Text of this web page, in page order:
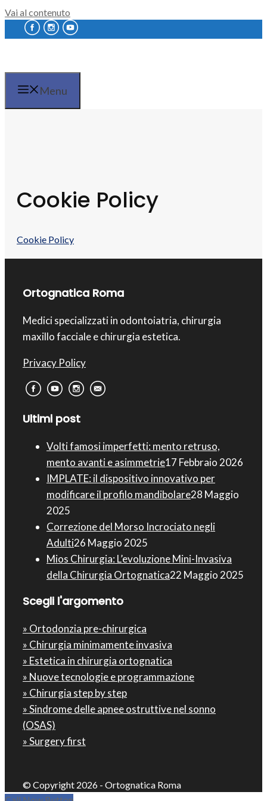
Vai al contenuto
Menu
Cookie Policy
Cookie Policy
Ortognatica Roma
Medici specializzati in odontoiatria, chirurgia
maxillo facciale e chirurgia estetica.
Privacy Policy
Ultimi post
Volti famosi imperfetti: mento retruso,
mento avanti e asimmetrie17 Febbraio 2026
IMPLATE: il dispositivo innovativo per
modificare il profilo mandibolare28 Maggio
2025
Correzione del Morso Incrociato negli
Adulti26 Maggio 2025
Mios Chirurgia : L’evoluzione Mini-Invasiva
della Chirurgia Ortognatica22 Maggio 2025
Scegli l'argomento
» Ortodonzia pre-chirurgica
» Chirurgia minimamente invasiva
» Estetica in chirurgia ortognatica
» Nuove tecnologie e programmazione
» Chirurgia step by step
» Sindrome delle apnee ostruttive nel sonno
(OSAS)
» Surgery first
© Copyright 2026 - Ortognatica Roma